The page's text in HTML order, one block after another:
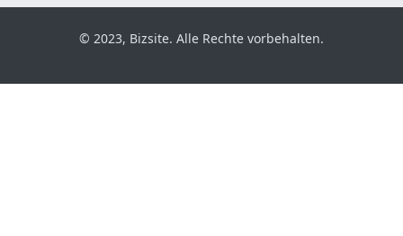
© 2023, Bizsite. Alle Rechte vorbehalten.